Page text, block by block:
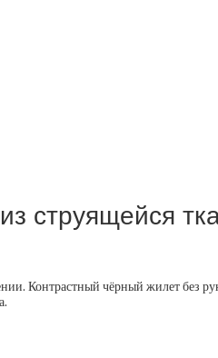
струящейся
Контрастный чёрный жилет без